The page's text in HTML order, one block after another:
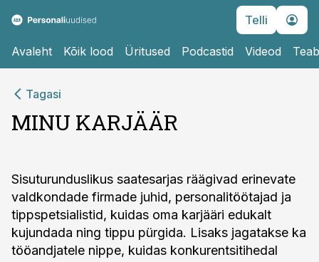
Telli
Avaleht Kõik lood Üritused Podcastid Videod
Tagasi
MINU KARJÄÄR
Sisuturunduslikus saatesarjas räägivad erinevate
valdkondade firmade juhid, personalitöötajad ja
tippspetsialistid, kuidas oma karjääri edukalt
kujundada ning tippu pürgida. Lisaks jagatakse ka
tööandjatele nippe, kuidas konkurentsitihedal